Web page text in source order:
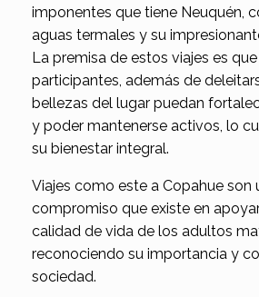
imponentes que tiene Neuquén,
aguas termales y su
La premisa de estos viajes es que
participantes, además de
bellezas del lugar puedan
y poder mantenerse activos, lo
su bienestar integral.
Viajes como este a Copahue son
compromiso que existe en
calidad de vida de los adultos
reconociendo su importancia y
sociedad.